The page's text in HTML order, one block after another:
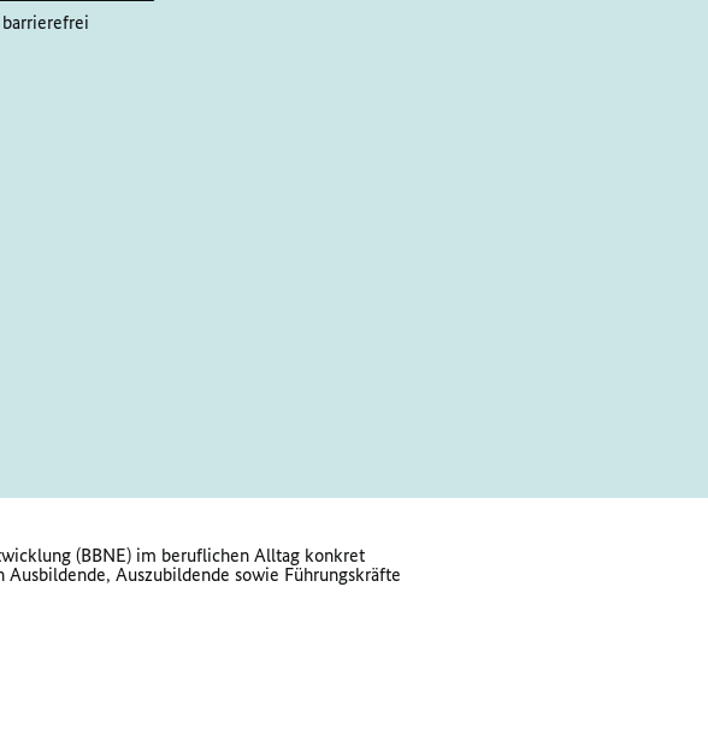
(BBNE) im beruflichen Alltag konkret
Auszubildende sowie Führungskräfte